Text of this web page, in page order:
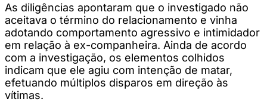
As diligências apontaram que o investigado não
aceitava o término do relacionamento e vinha
adotando comportamento agressivo e intimidador
em relação à ex-companheira. Ainda de acordo
com a investigação, os elementos colhidos
indicam que ele agiu com intenção de matar,
efetuando múltiplos disparos em direção às
vítimas.